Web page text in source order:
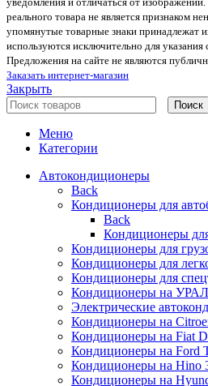
реального товара не является признаком
упомянутые товарные знаки принадлежат
используются исключительно для
Предложения на сайте не являются
Заказать интернет-магазин
Закрыть
Поиск
Меню
Категории
Автокондиционеры
Back
Кондиционеры для
Back
Кондиционеры
Кондиционеры для
Кондиционеры для
Кондиционеры для
Кондиционеры на УРАЛ
Электрические
Кондиционеры на
Кондиционеры на Fiat
Кондиционеры на Ford
Кондиционеры на Hino
Кондиционеры на